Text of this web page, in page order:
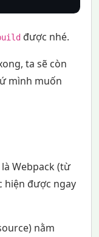
được nhé.
ta sẽ còn
mình muốn
Webpack (từ
hiện được ngay
nằm